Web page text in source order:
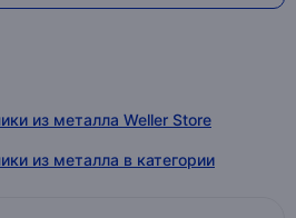
из металла Weller Store
из металла в категории